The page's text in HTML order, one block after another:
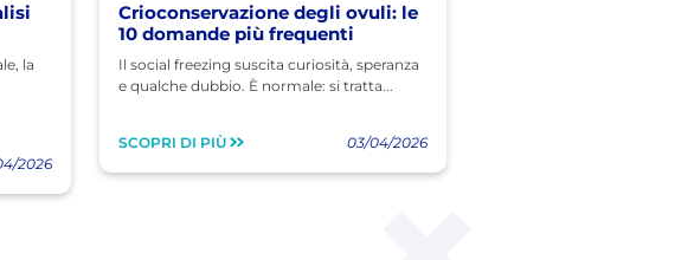
la
2026
Crioconservazione degli ovuli: le
10 domande più frequenti
Il social freezing suscita curiosità, speranza
e qualche dubbio. È normale: si tratta...
SCOPRI DI PIÙ 03/04/2026